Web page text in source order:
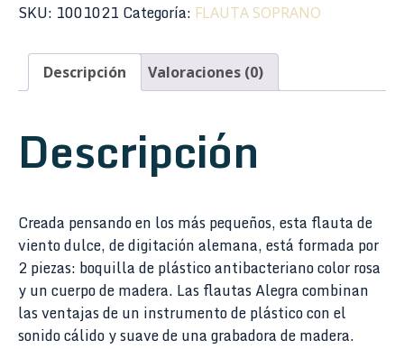
1
Boquilla
Rosa
Alemana
SKU: 1001021 Categoría: FLAUTA SOPRANO
Descripción Valoraciones (0)
Descripción
Creada pensando en los más pequeños, esta flauta de
viento dulce, de digitación alemana, está formada por
2 piezas: boquilla de plástico antibacteriano color rosa
y un cuerpo de madera. Las flautas Alegra combinan
las ventajas de un instrumento de plástico con el
sonido cálido y suave de una grabadora de madera.